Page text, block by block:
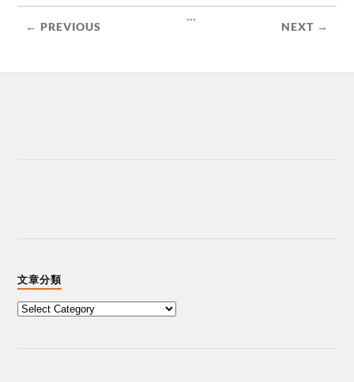
← PREVIOUS
...
NEXT →
文章分類